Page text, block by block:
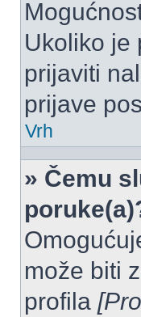
Ukoliko je
prijaviti
prijave
Vrh
» Čemu
može biti
profila